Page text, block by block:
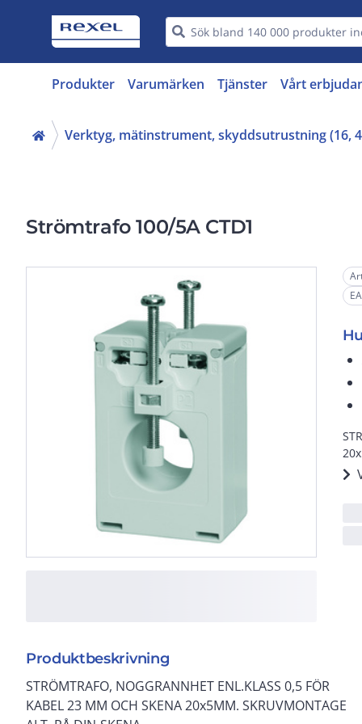
Produkter Varumärken Tjänster Vårt
Verktyg, mätinstrument, skyddsutrustning (16,
Strömtrafo 100/5A CTD1
Produktbeskrivning
STRÖMTRAFO, NOGGRANNHET ENL.KLASS 0,5 FÖR
KABEL 23 MM OCH SKENA 20x5MM. SKRUVMONTAGE